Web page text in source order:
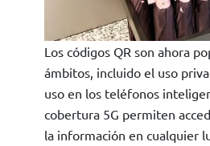
Los códigos QR son ahora
ámbitos, incluido el uso
uso en los teléfonos
cobertura 5G permiten
la información en cualquier